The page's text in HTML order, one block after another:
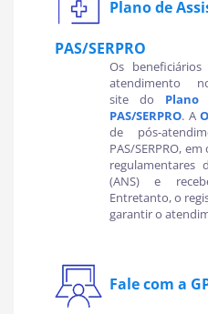
Plano de
PAS/SERPRO
Os
atendimento
site do
PAS/SERPRO. A
de pós-
PAS/SERPRO,
regulamentares
(ANS) e
Entretanto, o
garantir o
Fale com a